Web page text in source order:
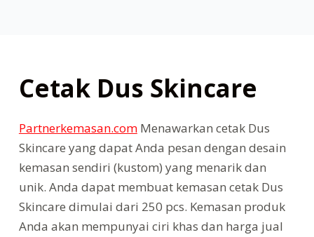
Cetak Dus Skincare
Partnerkemasan.comMenawarkan cetak Dus
Skincare yang dapat Anda pesan dengan desain
kemasan sendiri (kustom) yang menarik dan
unik. Anda dapat membuat kemasan cetak Dus
Skincare dimulai dari 250 pcs. Kemasan produk
Anda akan mempunyai ciri khas dan harga jual